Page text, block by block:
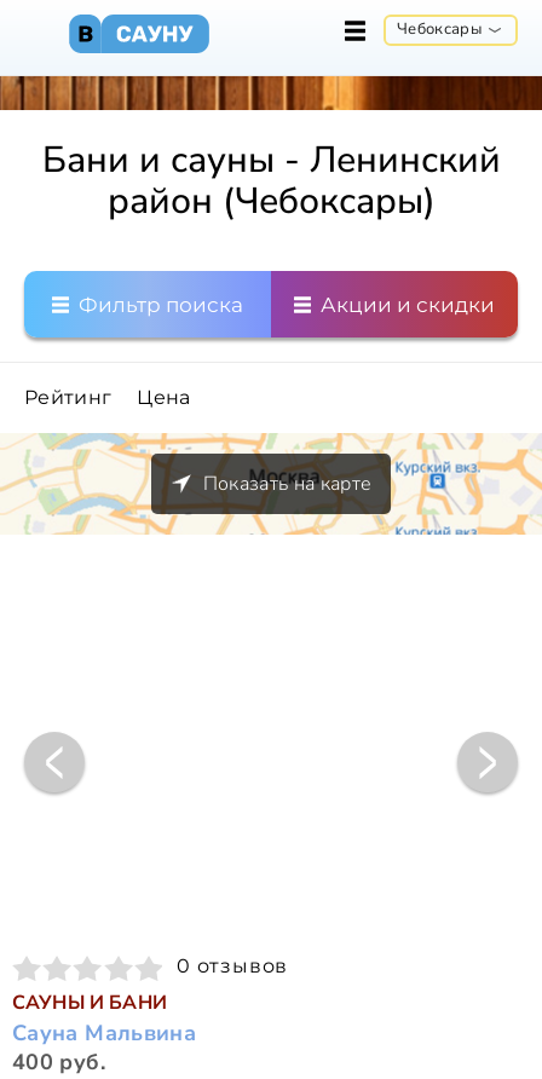
Чебоксары
Бани и сауны - Ленинский
район (Чебоксары)
Фильтр поиска Акции и скидки
Рейтинг Цена
Показать на карте
0 отзывов
САУНЫ И БАНИ
Сауна Мальвина
400 руб.